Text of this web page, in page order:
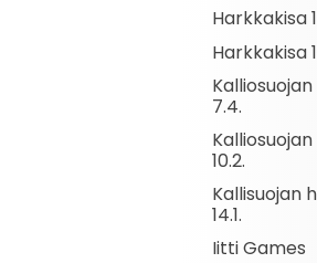
Harkkakisa
Harkkakisa
7.4.
10.2.
Kallisuojan
14.1.
Iitti Games